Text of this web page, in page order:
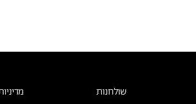
שולחנות